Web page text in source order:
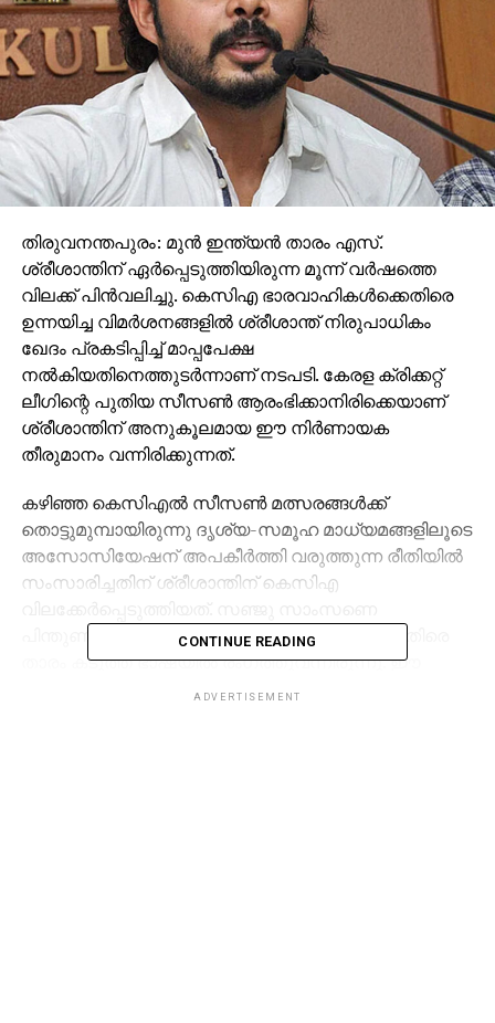
തിരുവനന്തപുരം: മുന്‍ ഇന്ത്യന്‍ താരം എസ്.
ശ്രീശാന്തിന് ഏര്‍പ്പെടുത്തിയിരുന്ന മൂന്ന് വര്‍ഷത്തെ
വിലക്ക് പിന്‍വലിച്ചു. കെസിഎ ഭാരവാഹികള്‍ക്കെതിരെ
ഉന്നയിച്ച വിമര്‍ശനങ്ങളില്‍ ശ്രീശാന്ത് നിരുപാധികം
ഖേദം പ്രകടിപ്പിച്ച് മാപ്പപേക്ഷ
നല്‍കിയതിനെത്തുടര്‍ന്നാണ് നടപടി. കേരള ക്രിക്കറ്റ്
ലീഗിന്റെ പുതിയ സീസണ്‍ ആരംഭിക്കാനിരിക്കെയാണ്
ശ്രീശാന്തിന് അനുകൂലമായ ഈ നിര്‍ണായക
തീരുമാനം വന്നിരിക്കുന്നത്.
കഴിഞ്ഞ കെസിഎല്‍ സീസണ്‍ മത്സരങ്ങള്‍ക്ക്
തൊട്ടുമുമ്പായിരുന്നു ദൃശ്യ-സമൂഹ മാധ്യമങ്ങളിലൂടെ
അസോസിയേഷന് അപകീര്‍ത്തി വരുത്തുന്ന രീതിയില്‍
സംസാരിച്ചതിന് ശ്രീശാന്തിന് കെസിഎ
പിന്തുണച്ചുകൊണ്ട് കെസിഎ നേതൃത്വത്തിനെതിരെ
താരം കടുത്ത ഭാഷയില്‍ രംഗത്തുവന്നിരുന്നു. ഈ
നടപടിക്കെതിരെ ശ്രീശാന്ത് തിരുവനന്തപുരം മുന്‍സിഫ്
CONTINUE READING
ADVERTISEMENT